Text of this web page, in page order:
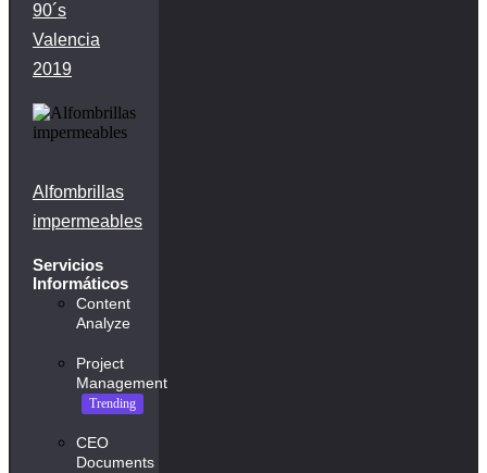
90´s
Valencia
2019
Alfombrillas
impermeables
Servicios
Informáticos
Content
Analyze
Project
Management
Trending
CEO
Documents